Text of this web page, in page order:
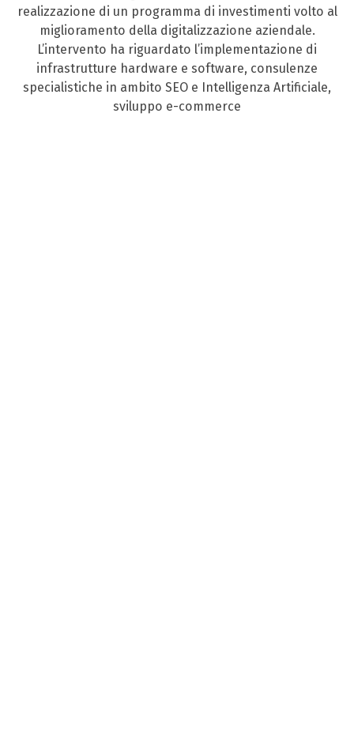
realizzazione di un programma di investimenti volto al
miglioramento della digitalizzazione aziendale.
L’intervento ha riguardato l’implementazione di
infrastrutture hardware e software, consulenze
specialistiche in ambito SEO e Intelligenza Artificiale,
sviluppo e-commerce